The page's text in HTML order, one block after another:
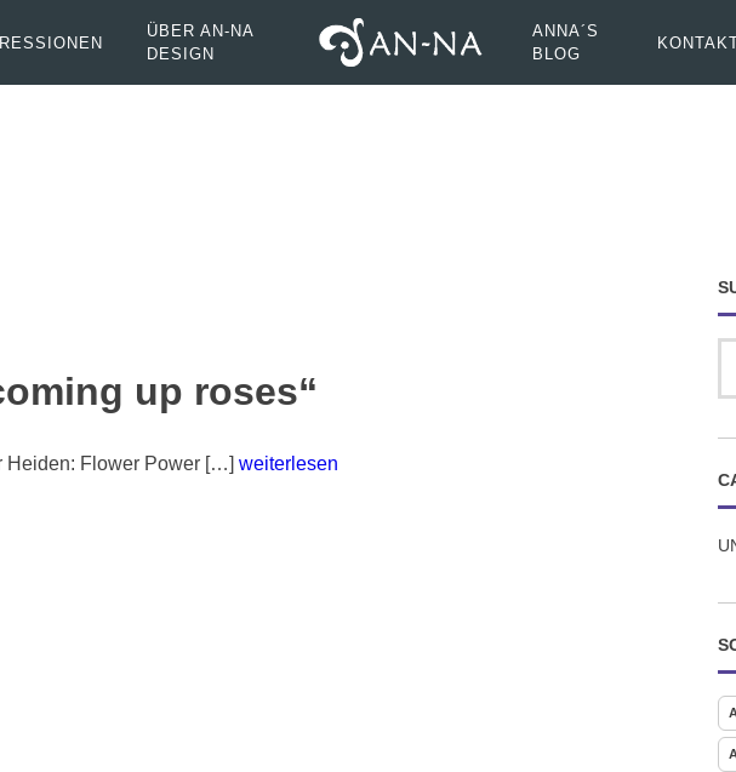
ÜBER AN-NA
DESIGN
ANNA´S
BLOG
up roses“
Heiden: Flower Power […] weiterlesen